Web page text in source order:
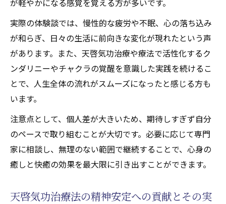
実際の体験談では、慢性的な疲労や不眠、心の落ち込み
が和らぎ、日々の生活に前向きな変化が現れたという声
があります。また、天啓気功治療や療法で活性化するク
ンダリニーやチャクラの覚醒を意識した実践を続けるこ
とで、人生全体の流れがスムーズになったと感じる方も
います。
注意点として、個人差が大きいため、期待しすぎず自分
のペースで取り組むことが大切です。必要に応じて専門
家に相談し、無理のない範囲で継続することで、心身の
癒しと快癒の効果を最大限に引き出すことができます。
天啓気功治療法の精神安定への貢献とその実